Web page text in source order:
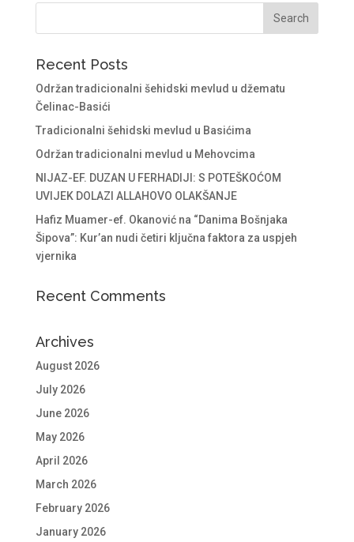
Recent Posts
Održan tradicionalni šehidski mevlud u džematu
Čelinac-Basići
Tradicionalni šehidski mevlud u Basićima
Održan tradicionalni mevlud u Mehovcima
NIJAZ-EF. DUZAN U FERHADIJI: S POTEŠKOĆOM
UVIJEK DOLAZI ALLAHOVO OLAKŠANJE
Hafiz Muamer-ef. Okanović na “Danima Bošnjaka
Šipova”: Kur’an nudi četiri ključna faktora za uspjeh
vjernika
Recent Comments
Archives
August 2026
July 2026
June 2026
May 2026
April 2026
March 2026
February 2026
January 2026